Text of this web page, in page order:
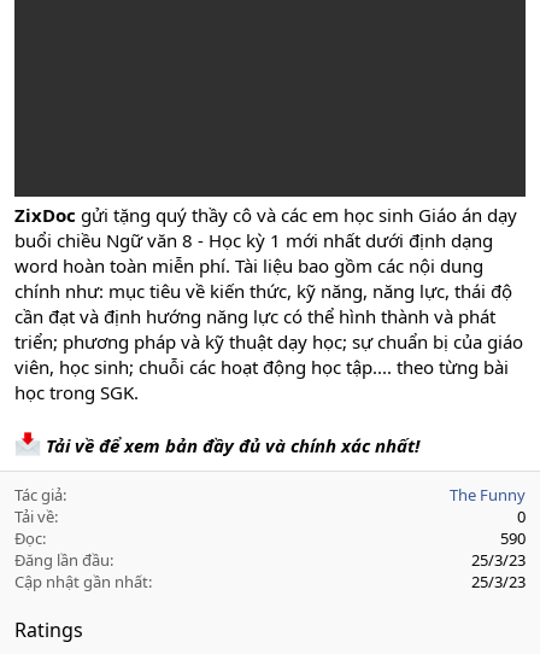
ZixDoc gửi tặng quý thầy cô và các em học sinh Giáo án dạy
buổi chiều Ngữ văn 8 - Học kỳ 1 mới nhất dưới định dạng
word hoàn toàn miễn phí. Tài liệu bao gồm các nội dung
chính như: mục tiêu về kiến thức, kỹ năng, năng lực, thái độ
cần đạt và định hướng năng lực có thể hình thành và phát
triển; phương pháp và kỹ thuật dạy học; sự chuẩn bị của giáo
viên, học sinh; chuỗi các hoạt động học tập.... theo từng bài
học trong SGK.
Tải về để xem bản đầy đủ và chính xác nhất!
Tác giả
The Funny
Tải về
0
Đọc
590
Đăng lần đầu
25/3/23
Cập nhật gần nhất
25/3/23
Ratings